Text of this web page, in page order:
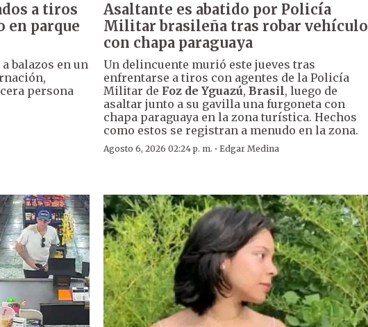
a tiros
en parque
balazos en un
persona
Asaltante es abatido por Policía
Militar brasileña tras robar vehículo
con chapa paraguaya
Un delincuente murió este jueves tras
enfrentarse a tiros con agentes de la Policía
Militar de Foz de Yguazú,Brasil, luego de
asaltar junto a su gavilla una furgoneta con
chapa paraguaya en la zona turística. Hechos
como estos se registran a menudo en la zona.
Agosto 6, 2026 02:24 p. m. ·Edgar Medina